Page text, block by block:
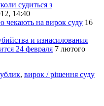
судиться з
14:40
чекають на вирок суду 16
и изнасилования
24 февраля 7 лютого
, вирок / рішення суду